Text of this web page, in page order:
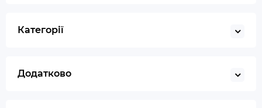
Категорії
Додатково